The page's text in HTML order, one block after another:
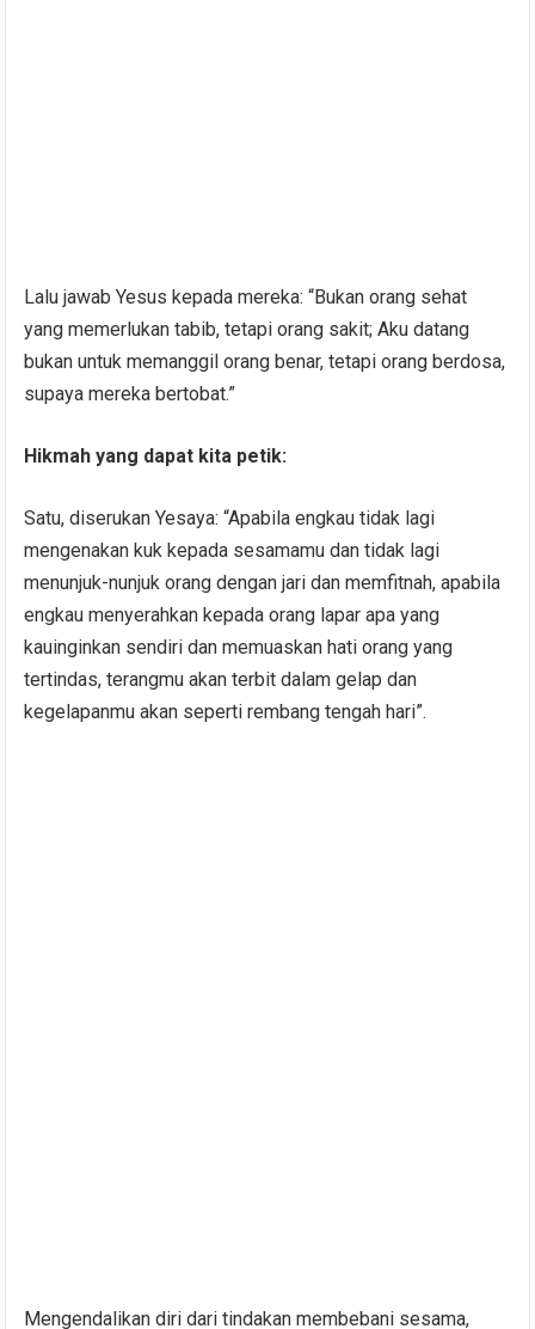
Lalu jawab Yesus kepada mereka: “Bukan orang sehat
yang memerlukan tabib, tetapi orang sakit; Aku datang
bukan untuk memanggil orang benar, tetapi orang berdosa,
supaya mereka bertobat.”
Hikmah yang dapat kita petik:
Satu, diserukan Yesaya: “Apabila engkau tidak lagi
mengenakan kuk kepada sesamamu dan tidak lagi
menunjuk-nunjuk orang dengan jari dan memfitnah, apabila
engkau menyerahkan kepada orang lapar apa yang
kauinginkan sendiri dan memuaskan hati orang yang
tertindas, terangmu akan terbit dalam gelap dan
kegelapanmu akan seperti rembang tengah hari”.
Mengendalikan diri dari tindakan membebani sesama,